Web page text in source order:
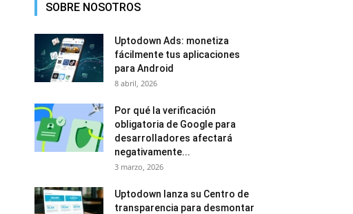
SOBRE NOSOTROS
Uptodown Ads: monetiza
fácilmente tus aplicaciones
para Android
8 abril, 2026
Por qué la verificación
obligatoria de Google para
desarrolladores afectará
negativamente...
3 marzo, 2026
Uptodown lanza su Centro de
transparencia para desmontar